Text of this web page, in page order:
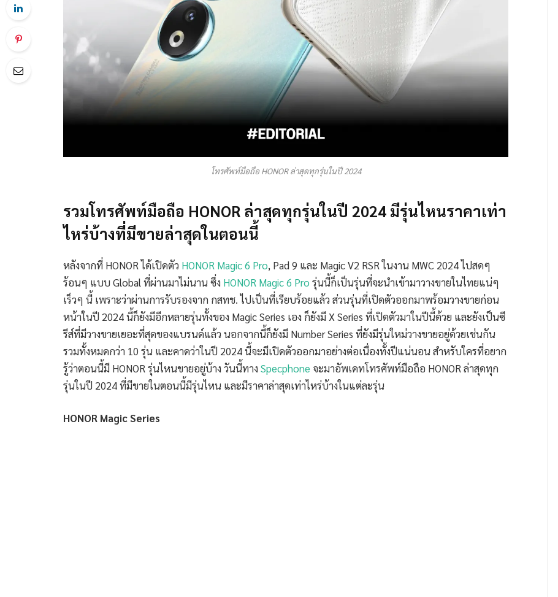
โทรศัพท์มือถือ HONOR ล่าสุดทุกรุ่นในปี 2024
รวมโทรศัพท์มือถือ HONOR ล่าสุดทุกรุ่นในปี 2024 มีรุ่นไหนราคาเท่า
ไหร่บ้างที่มีขายล่าสุดในตอนนี้
หลังจากที่ HONOR ได้เปิดตัว HONOR Magic 6 Pro, Pad 9 และ Magic V2 RSR ในงาน MWC 2024 ไปสดๆ
ร้อนๆ แบบ Global ที่ผ่านมาไม่นาน ซึ่ง HONOR Magic 6 Pro รุ่นนี้ก็เป็นรุ่นที่จะนำเข้ามาวางขายในไทยแน่ๆ
เร็วๆ นี้ เพราะว่าผ่านการรับรองจาก กสทช. ไปเป็นที่เรียบร้อยแล้ว ส่วนรุ่นที่เปิดตัวออกมาพร้อมวางขายก่อน
หน้าในปี 2024 นี้ก็ยังมีอีกหลายรุ่นทั้งของ Magic Series เอง ก็ยังมี X Series ที่เปิดตัวมาในปีนี้ด้วย และยังเป็นซี
รีส์ที่มีวางขายเยอะที่สุดของแบรนด์แล้ว นอกจากนี้ก็ยังมี Number Series ที่ยังมีรุ่นใหม่วางขายอยู่ด้วยเช่นกัน
รวมทั้งหมดกว่า 10 รุ่น และคาดว่าในปี 2024 นี้จะมีเปิดตัวออกมาอย่างต่อเนื่องทั้งปีแน่นอน สำหรับใครที่อยาก
รู้ว่าตอนนี้มี HONOR รุ่นไหนขายอยู่บ้าง วันนี้ทาง Specphone จะมาอัพเดทโทรศัพท์มือถือ HONOR ล่าสุดทุก
รุ่นในปี 2024 ที่มีขายในตอนนี้มีรุ่นไหน และมีราคาล่าสุดเท่าไหร่บ้างในแต่ละรุ่น
HONOR Magic Series